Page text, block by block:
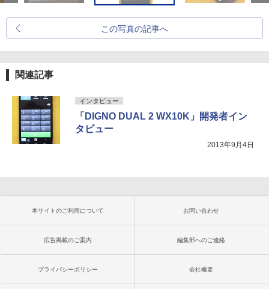
この写真の記事へ
関連記事
インタビュー
「DIGNO DUAL 2 WX10K」開発者イン
タビュー
2013年9月4日
本サイトのご利用について お問い合わせ
広告掲載のご案内 編集部へのご連絡
プライバシーポリシー 会社概要